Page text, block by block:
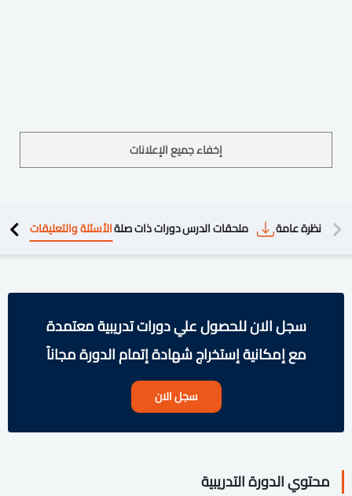
إخفاء جميع الإعلانات
نظرة عامة ملحقات الدرسدورات ذات صلةالأسئلة والتعليقات
سجل الان للحصول علي دورات تدريبية معتمدة
مع إمكانية إستخراج شهادة إتمام الدورة مجاناً
سجل الان
محتوي الدورة التدريبية